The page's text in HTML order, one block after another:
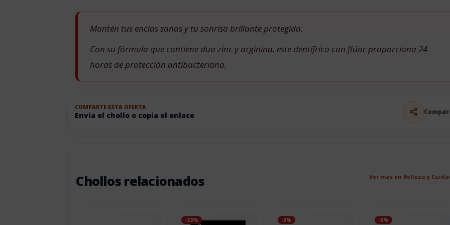
Mantén tus encías sanas y tu sonrisa brillante protegida.
Con su fórmula que contiene duo zinc y arginina, este dentífrico con flúor proporciona 24
horas de protección antibacteriana.
COMPARTE ESTA OFERTA
Envia el chollo o copia el enlace
Chollos relacionados Ver mas en Belleza y
-33% -5% -5%